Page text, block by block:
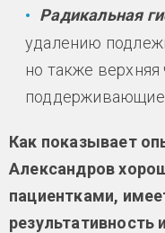
Радикальная
удалению
но также
поддерживающие
Как показывает
Александров
пациентками,